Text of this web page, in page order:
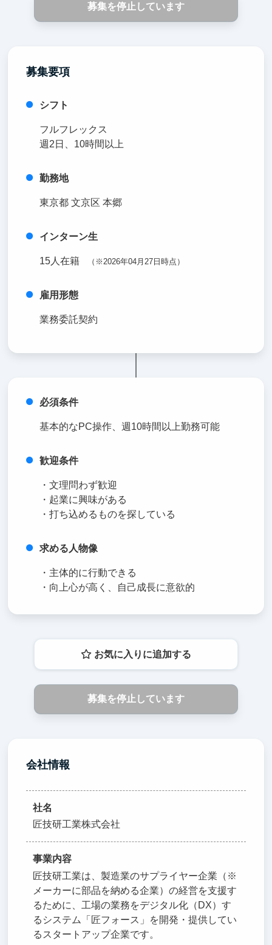
募集を停止しています
募集要項
シフト
フルフレックス
週2日、10時間以上
勤務地
東京都 文京区 本郷
インターン生
15人在籍 （※2026年04月27日時点）
雇用形態
業務委託契約
必須条件
基本的なPC操作、週10時間以上勤務可能
歓迎条件
・文理問わず歓迎
・起業に興味がある
・打ち込めるものを探している
求める人物像
・主体的に行動できる
・向上心が高く、自己成長に意欲的
お気に入りに追加する
募集を停止しています
会社情報
社名
匠技研工業株式会社
事業内容
匠技研工業は、製造業のサプライヤー企業（※
メーカーに部品を納める企業）の経営を支援す
るために、工場の業務をデジタル化（DX）す
るシステム「匠フォース」を開発・提供してい
るスタートアップ企業です。